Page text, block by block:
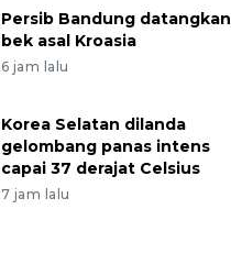
Persib Bandung datangkan
bek asal Kroasia
6 jam lalu
Korea Selatan dilanda
gelombang panas intens
capai 37 derajat Celsius
7 jam lalu